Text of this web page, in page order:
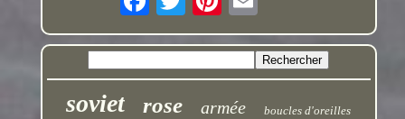
soviet rose armée boucles d'oreilles